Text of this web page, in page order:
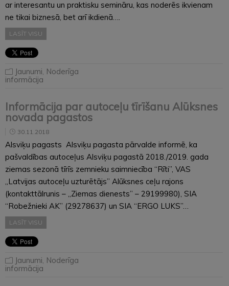
ar interesantu un praktisku semināru, kas noderēs ikvienam
ne tikai biznesā, bet arī ikdienā….
LASĪT VISU
Jaunumi, Noderīga
informācija
Informācija par autoceļu tīrīšanu Alūksnes
novada pagastos
30.11.2018
Alsviķu pagasts Alsviķu pagasta pārvalde informē, ka
pašvaldības autoceļus Alsviķu pagastā 2018./2019. gada
ziemas sezonā tīrīs zemnieku saimniecība “Rīti”, VAS
„Latvijas autoceļu uzturētājs” Alūksnes ceļu rajons
(kontakttālrunis – „Ziemas dienests” – 29199980), SIA
“Robežnieki AK” (29278637) un SIA “ERGO LUKS”…
LASĪT VISU
Jaunumi, Noderīga
informācija